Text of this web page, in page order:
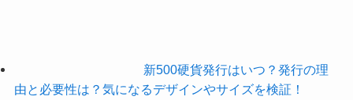
新500硬貨発行はいつ？発行の理
由と必要性は？気になるデザインやサイズを検証！